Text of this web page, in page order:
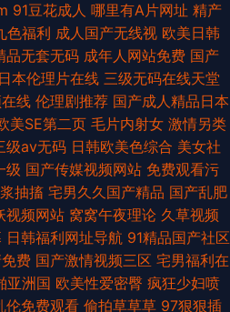
91豆花成人 哪里有A片网址 精产
色福利 成人国产无线视 欧美日韩
品无套无码 成年人网站免费 国产
日本伦理片在线 三级无码在线天堂
线 伦理剧推荐 国产成人精品日本
美SE第二页 毛片内射女 激情另类
级av无码 日韩欧美色综合 美女社
级 国产传媒视频网站 免费观看污
抽搐 宅男久久国产精品 国产乱肥
视频网站 窝窝午夜理论 久草视频
日韩福利网址导航 91精品国产社区
费 国产激情视频三区 宅男福利在
亚洲国 欧美性爱密臀 疯狂少妇喷
伦免费观看 偷拍草草草 97狠狠插